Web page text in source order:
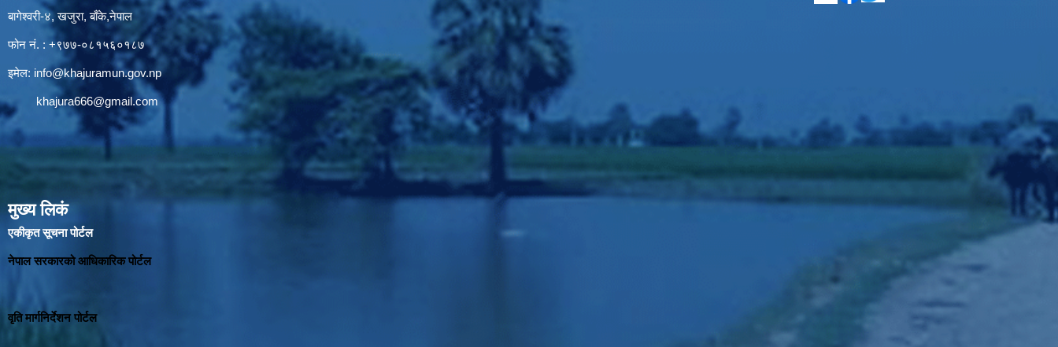
बागेश्वरी-४, खजुरा, बाँके,नेपाल
फोन नं. : +९७७-०८१५६०१८७
इमेल: info@khajuramun.gov.np
khajura666@gmail.com
मुख्य लिकं
एकीकृत सूचना पोर्टल
नेपाल सरकारको आधिकारिक पोर्टल
वृति मार्गनिर्देशन पोर्टल